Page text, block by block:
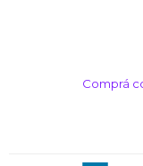
Comprá